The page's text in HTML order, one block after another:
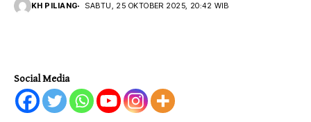
KH PILIANG SABTU, 25 OKTOBER 2025, 20:42 WIB
Social Media